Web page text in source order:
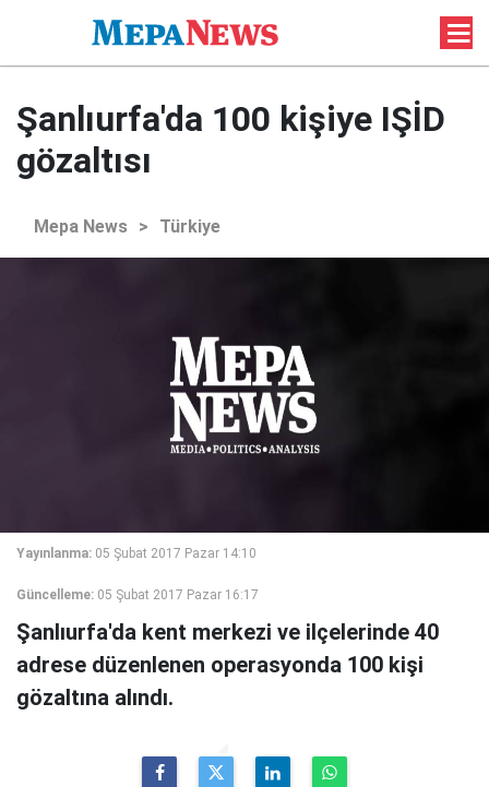
Şanlıurfa'da 100 kişiye IŞİD
gözaltısı
Mepa News > Türkiye
Yayınlanma: 05 Şubat 2017 Pazar 14:10
Güncelleme: 05 Şubat 2017 Pazar 16:17
Şanlıurfa'da kent merkezi ve ilçelerinde 40
adrese düzenlenen operasyonda 100 kişi
gözaltına alındı.